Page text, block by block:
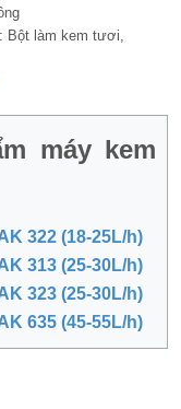
Bột làm kem tươi,
máy kem
322 (18-25L/h)
313 (25-30L/h)
323 (25-30L/h)
635 (45-55L/h)